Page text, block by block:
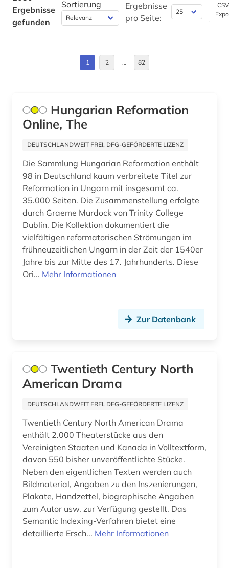
aluminium (1)
aluminiumbearbeitung (1)
amerika (6)
amerikanisches judentum (1)
amerikanistik (5)
ammoniten (1)
amnesty international (1)
amtsdrucksache (2)
analytik (1)
anarchist (1)
angelsächsische texte (2)
angewandte chemie (1)
angewandte informatik (1)
angewandte mikrobiologie (1)
angewandte wissenschaft (1)
angewandte wissenschaften (1)
anglistik (11)
Daenemark (10)
Estland (6)
Europa (61)
Finnland (9)
Frankreich (27)
GUS (8)
Griechenland (Altertum) (4)
Großbritannien (23)
Hamburg (1)
Italien (27)
Kanada (21)
Korea (2)
Kroatien (8)
Lettland (6)
Liechtenstein (2)
Ergebnisse
gefunden
Sortierung
Ergebnisse
pro Seite:
1 2 … 82
Hungarian Reformation
Online, The
DEUTSCHLANDWEIT FREI, DFG-GEFÖRDERTE LIZENZ
Die Sammlung Hungarian Reformation enthält
98 in Deutschland kaum verbreitete Titel zur
Reformation in Ungarn mit insgesamt ca.
35.000 Seiten. Die Zusammenstellung erfolgte
durch Graeme Murdock von Trinity College
Dublin. Die Kollektion dokumentiert die
vielfältigen reformatorischen Strömungen im
frühneuzeitlichen Ungarn in der Zeit der 1540er
Jahre bis zur Mitte des 17. Jahrhunderts. Diese
Ori... Mehr Informationen
Zur Datenbank
Twentieth Century North
American Drama
DEUTSCHLANDWEIT FREI, DFG-GEFÖRDERTE LIZENZ
Twentieth Century North American Drama
enthält 2.000 Theaterstücke aus den
Vereinigten Staaten und Kanada in Volltextform,
davon 550 bisher unveröffentlichte Stücke.
Neben den eigentlichen Texten werden auch
Bildmaterial, Angaben zu den Inszenierungen,
Plakate, Handzettel, biographische Angaben
zum Autor usw. zur Verfügung gestellt. Das
Semantic Indexing-Verfahren bietet eine
detaillierte Ersch... Mehr Informationen